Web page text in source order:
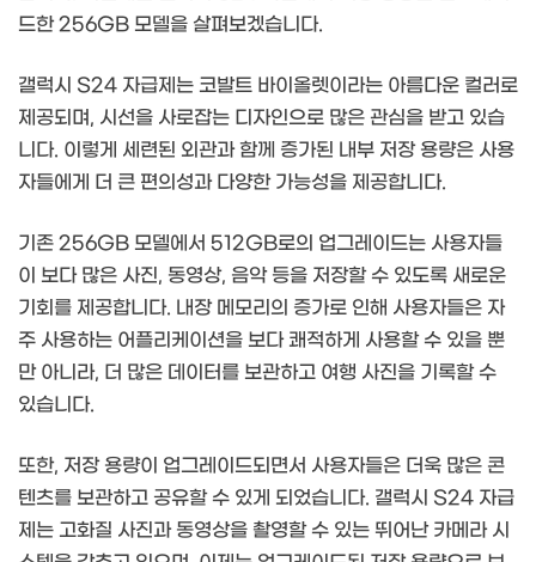
드한 256GB 모델을 살펴보겠습니다.
갤럭시 S24 자급제는 코발트 바이올렛이라는 아름다운 컬러로
제공되며, 시선을 사로잡는 디자인으로 많은 관심을 받고 있습
니다. 이렇게 세련된 외관과 함께 증가된 내부 저장 용량은 사용
자들에게 더 큰 편의성과 다양한 가능성을 제공합니다.
기존 256GB 모델에서 512GB로의 업그레이드는 사용자들
이 보다 많은 사진, 동영상, 음악 등을 저장할 수 있도록 새로운
기회를 제공합니다. 내장 메모리의 증가로 인해 사용자들은 자
주 사용하는 어플리케이션을 보다 쾌적하게 사용할 수 있을 뿐
만 아니라, 더 많은 데이터를 보관하고 여행 사진을 기록할 수
있습니다.
또한, 저장 용량이 업그레이드되면서 사용자들은 더욱 많은 콘
텐츠를 보관하고 공유할 수 있게 되었습니다. 갤럭시 S24 자급
제는 고화질 사진과 동영상을 촬영할 수 있는 뛰어난 카메라 시